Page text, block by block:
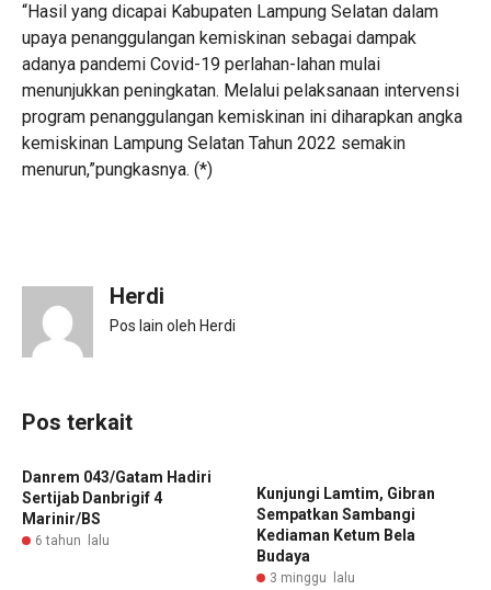
“Hasil yang dicapai Kabupaten Lampung Selatan dalam
upaya penanggulangan kemiskinan sebagai dampak
adanya pandemi Covid-19 perlahan-lahan mulai
menunjukkan peningkatan. Melalui pelaksanaan intervensi
program penanggulangan kemiskinan ini diharapkan angka
kemiskinan Lampung Selatan Tahun 2022 semakin
menurun,”pungkasnya. (*)
Herdi
Pos lain oleh Herdi
Pos terkait
Danrem 043/Gatam Hadiri
Sertijab Danbrigif 4
Marinir/BS
6 tahun lalu
Kunjungi Lamtim, Gibran
Sempatkan Sambangi
Kediaman Ketum Bela
Budaya
3 minggu lalu